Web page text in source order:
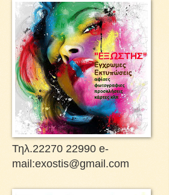
Τηλ.22270 22990 e-
mail:exostis@gmail.com